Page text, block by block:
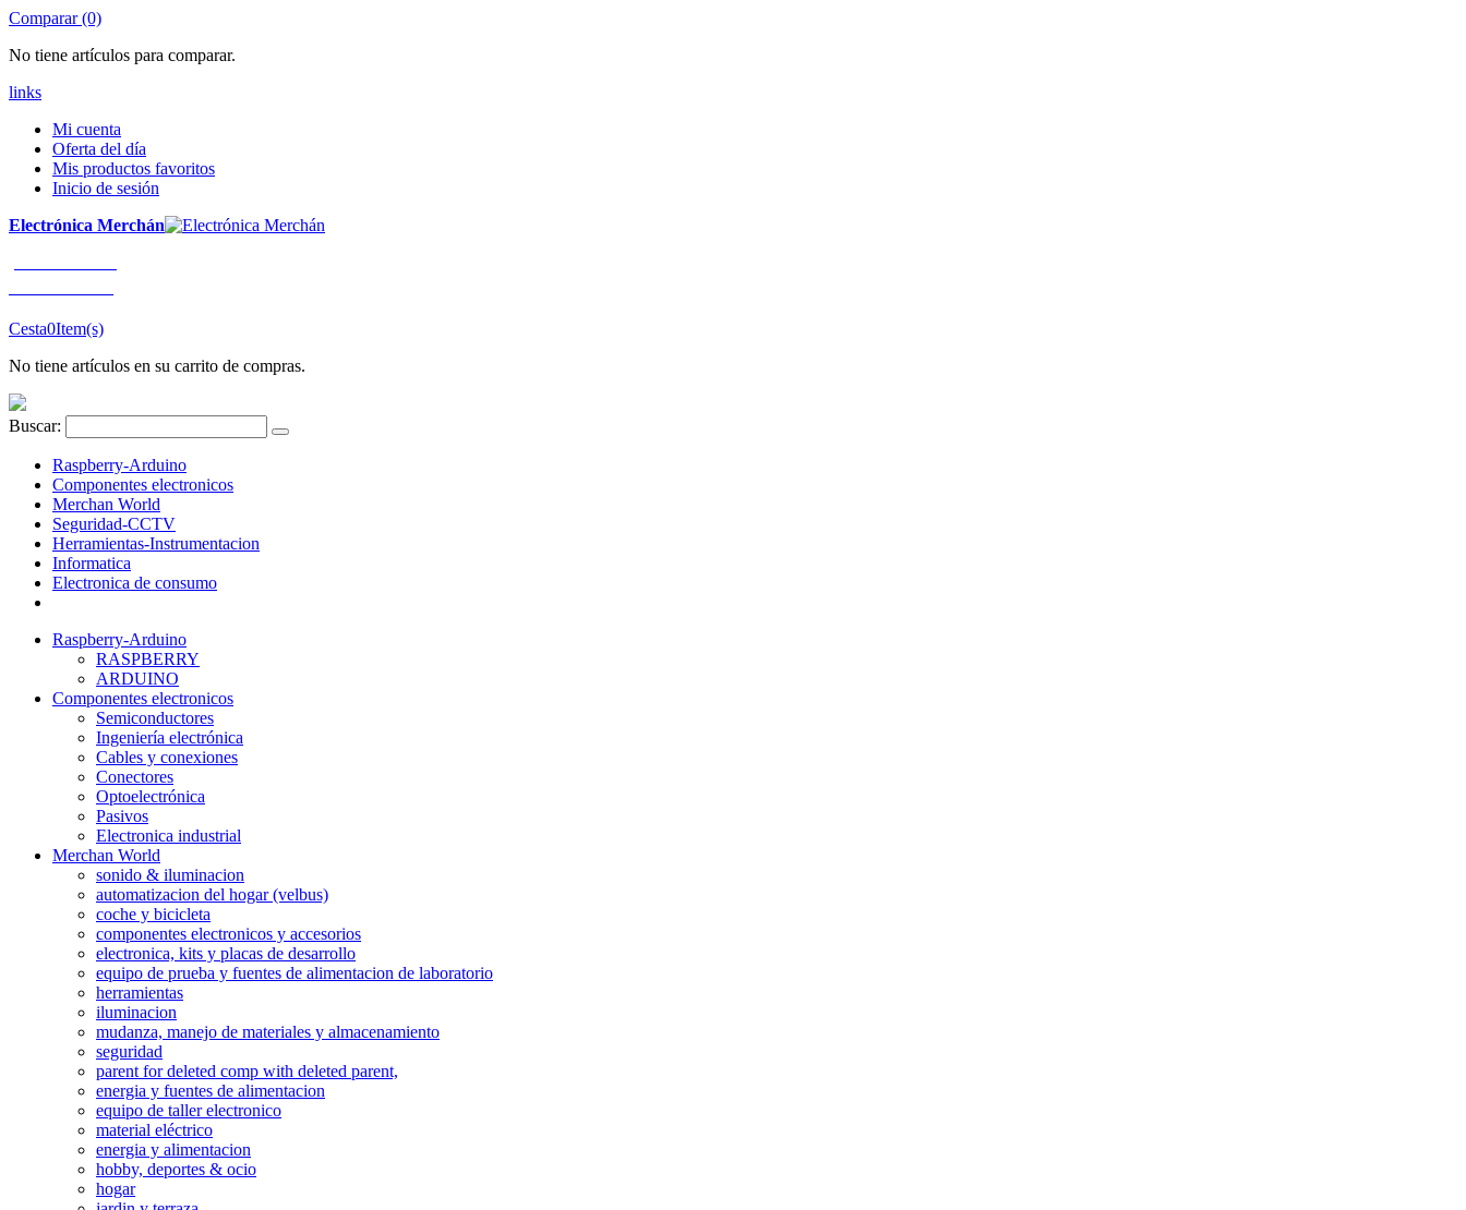
Comparar (0)
No tiene artículos para comparar.
links
Mi cuenta
Oferta del día
Mis productos favoritos
Inicio de sesión
Electrónica Merchán
Cesta0Item(s)
No tiene artículos en su carrito de compras.
Buscar:
Raspberry-Arduino
Componentes electronicos
Merchan World
Seguridad-CCTV
Herramientas-Instrumentacion
Informatica
Electronica de consumo
Raspberry-Arduino
RASPBERRY
ARDUINO
Componentes electronicos
Semiconductores
Ingeniería electrónica
Cables y conexiones
Conectores
Optoelectrónica
Pasivos
Electronica industrial
Merchan World
sonido & iluminacion
automatizacion del hogar (velbus)
coche y bicicleta
componentes electronicos y accesorios
electronica, kits y placas de desarrollo
equipo de prueba y fuentes de alimentacion de laboratorio
herramientas
iluminacion
mudanza, manejo de materiales y almacenamiento
seguridad
parent for deleted comp with deleted parent,
energia y fuentes de alimentacion
equipo de taller electronico
material eléctrico
energia y alimentacion
hobby, deportes & ocio
hogar